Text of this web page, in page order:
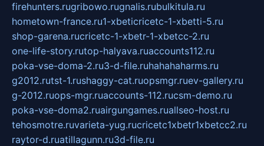
firehunters.rugribowo.rugnalis.rubulkitula.ru
hometown-france.ru1-xbeticricetc-1-xbetti-5.ru
shop-garena.rucricetc-1-xbetr-1-xbetcc-2.ru
one-life-story.rutop-halyava.ruaccounts112.ru
poka-vse-doma-2.ru3-d-file.ruhahahaharms.ru
g2012.rutst-1.rushaggy-cat.ruopsmgr.ruev-gallery.ru
g-2012.ruops-mgr.ruaccounts-112.rucsm-demo.ru
poka-vse-doma2.ruairgungames.ruallseo-host.ru
tehosmotre.ruvarieta-yug.rucricetc1xbetr1xbetcc2.ru
raytor-d.ruatillagunn.ru3d-file.ru